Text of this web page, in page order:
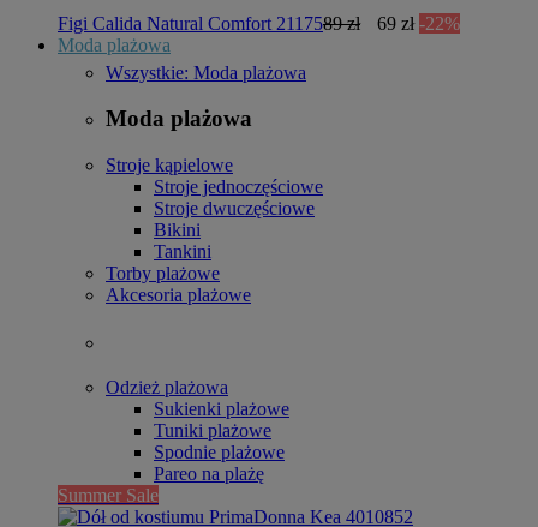
Figi Calida Natural Comfort 2117589 zł 69 zł -22%
Moda plażowa
Wszystkie: Moda plażowa
Moda plażowa
Stroje kąpielowe
Stroje jednoczęściowe
Stroje dwuczęściowe
Bikini
Tankini
Torby plażowe
Akcesoria plażowe
Odzież plażowa
Sukienki plażowe
Tuniki plażowe
Spodnie plażowe
Pareo na plażę
Summer Sale